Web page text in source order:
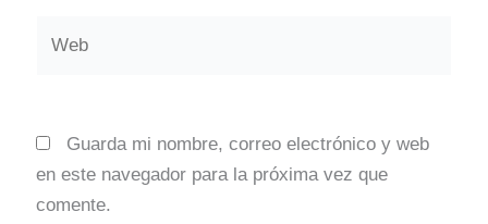
Guarda mi nombre, correo electrónico y web
en este navegador para la próxima vez que
comente.